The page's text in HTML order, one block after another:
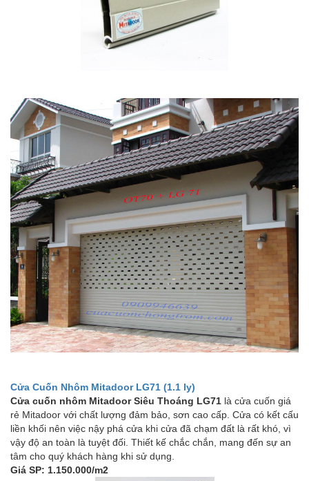
Cửa Cuốn Nhôm Mitadoor LG71 (1.1 ly)
Cửa cuốn nhôm Mitadoor Siêu Thoáng LG71 là cửa cuốn giá
rẻ Mitadoor với chất lượng đảm bảo, sơn cao cấp. Cửa có kết cấu
liền khối nên việc nậy phá cửa khi cửa đã chạm đất là rất khó, vì
vậy độ an toàn là tuyệt đối. Thiết kế chắc chắn, mang đến sự an
tâm cho quý khách hàng khi sử dụng.
Giá SP: 1.150.000/m2